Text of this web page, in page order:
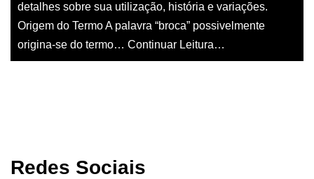
detalhes sobre sua utilização, história e variações.
Origem do Termo A palavra “broca” possivelmente
origina-se do termo… Continuar Leitura…
Redes Sociais